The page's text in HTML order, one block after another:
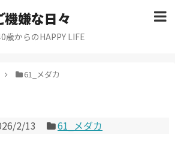
機嫌な日々
歳からのHAPPY LIFE
61_メダカ
2/13 61_メダカ